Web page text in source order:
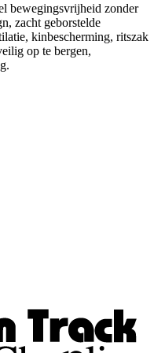
bewegingsvrijheid zonder
zacht geborstelde
kinbescherming, ritszak
op te bergen,